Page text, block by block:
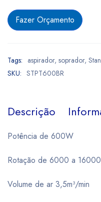
Fazer Orçamento
Tags: aspirador, soprador,
SKU: STPT600BR
Descrição
Potência de 600W
Rotação de 6000 a
Volume de ar 3,5m³/min